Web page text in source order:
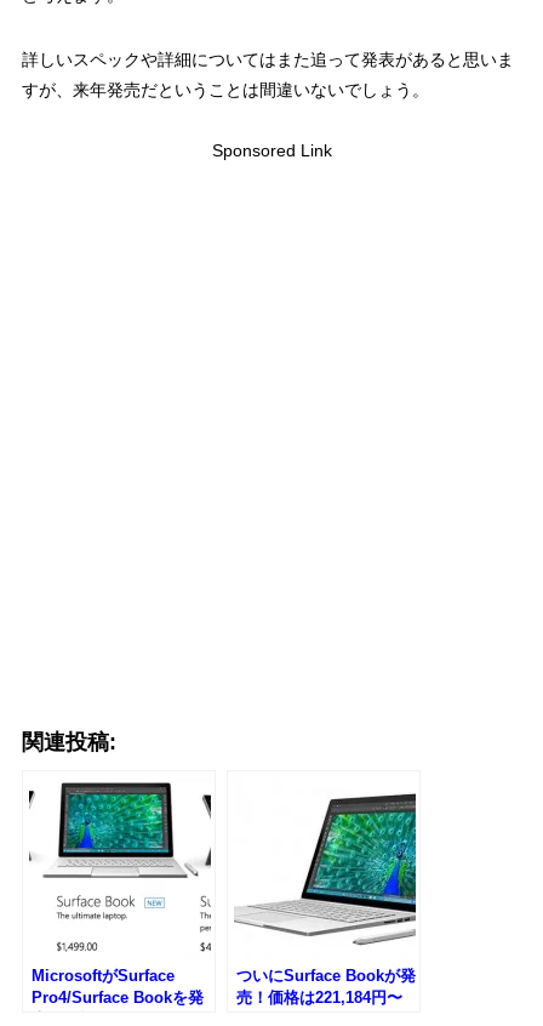
詳しいスペックや詳細についてはまた追って発表があると思いま
すが、来年発売だということは間違いないでしょう。
Sponsored Link
関連投稿:
MicrosoftがSurface
Pro4/Surface Bookを発
ついにSurface Bookが発
売！価格は221,184円〜